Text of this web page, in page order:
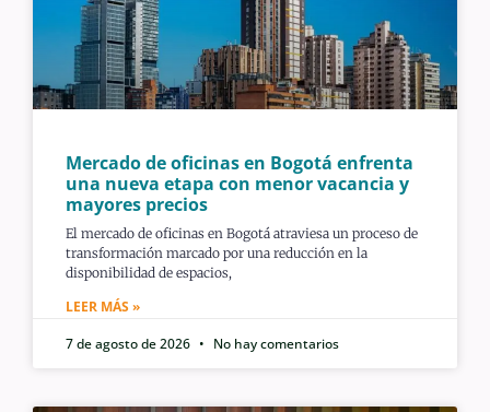
Mercado de oficinas en Bogotá enfrenta
una nueva etapa con menor vacancia y
mayores precios
El mercado de oficinas en Bogotá atraviesa un proceso de
transformación marcado por una reducción en la
disponibilidad de espacios,
LEER MÁS »
7 de agosto de 2026
No hay comentarios